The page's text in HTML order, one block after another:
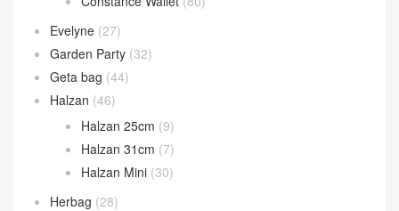
Evelyne (27)
Garden Party (32)
Geta bag (44)
Halzan (46)
Halzan 25cm (9)
Halzan 31cm (7)
Halzan Mini (30)
Herbag (28)